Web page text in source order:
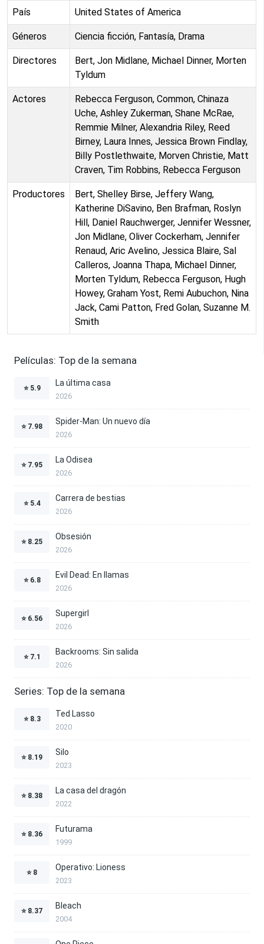
País United States of America
Géneros Ciencia ficción, Fantasía, Drama
Directores
Bert, Jon Midlane, Michael Dinner, Morten
Tyldum
Actores
Rebecca Ferguson, Common, Chinaza
Uche, Ashley Zukerman, Shane McRae,
Remmie Milner, Alexandria Riley, Reed
Birney, Laura Innes, Jessica Brown Findlay,
Billy Postlethwaite, Morven Christie, Matt
Craven, Tim Robbins, Rebecca Ferguson
Productores
Bert, Shelley Birse, Jeffery Wang,
Katherine DiSavino, Ben Brafman, Roslyn
Hill, Daniel Rauchwerger, Jennifer Wessner,
Jon Midlane, Oliver Cockerham, Jennifer
Renaud, Aric Avelino, Jessica Blaire, Sal
Calleros, Joanna Thapa, Michael Dinner,
Morten Tyldum, Rebecca Ferguson, Hugh
Howey, Graham Yost, Remi Aubuchon, Nina
Jack, Cami Patton, Fred Golan, Suzanne M.
Smith
Películas: Top de la semana
⭐ 5.9
La última casa
2026
⭐ 7.98
Spider-Man: Un nuevo día
2026
⭐ 7.95
La Odisea
2026
⭐ 5.4
Carrera de bestias
2026
⭐ 8.25
Obsesión
2026
⭐ 6.8
Evil Dead: En llamas
2026
⭐ 6.56
Supergirl
2026
⭐ 7.1
Backrooms: Sin salida
2026
Series: Top de la semana
⭐ 8.3
Ted Lasso
2020
⭐ 8.19
Silo
2023
⭐ 8.38
La casa del dragón
2022
⭐ 8.36
Futurama
1999
⭐ 8
Operativo: Lioness
2023
⭐ 8.37
Bleach
2004